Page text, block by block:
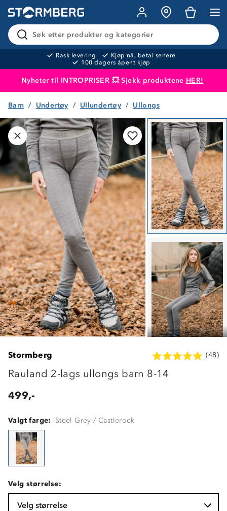
Søk etter produkter og kategorier
Rask levering
Kjøp nå, betal senere
100 dagers åpent kjøp
Nyheter til INTROPRISER 💥 Sjekk produktene HER!
Produktet er lagt i handlekurven Til kassen
Barn Undertøy Ullundertøy Ullongs
Stormberg (48)
Rauland 2-lags ullongs barn 8-14
499,-
Valgt farge: Steel Grey / Castlerock
Velg størrelse:
Velg størrelse